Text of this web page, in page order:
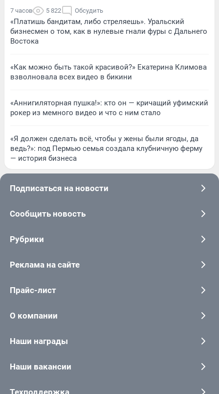
7 часов 5 822 Обсудить
«Платишь бандитам, либо стреляешь». Уральский
бизнесмен о том, как в нулевые гнали фуры с Дальнего
Востока
«Как можно быть такой красивой?» Екатерина Климова
взволновала всех видео в бикини
«Аннигиляторная пушка!»: кто он — кричащий уфимский
рокер из мемного видео и что с ним стало
«Я должен сделать всё, чтобы у жены были ягоды, да
ведь?»: под Пермью семья создала клубничную ферму
— история бизнеса
Подписаться на новости
Сообщить новость
Рубрики
Реклама на сайте
Прайс-лист
О компании
Наши награды
Наши вакансии